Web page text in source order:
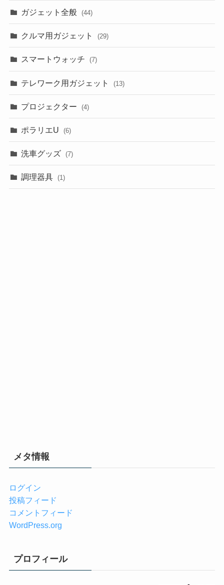
ガジェット全般 (44)
クルマ用ガジェット (29)
スマートウォッチ (7)
テレワーク用ガジェット (13)
プロジェクター (4)
ポラリエU (6)
洗車グッズ (7)
調理器具 (1)
メタ情報
ログイン
投稿フィード
コメントフィード
WordPress.org
プロフィール